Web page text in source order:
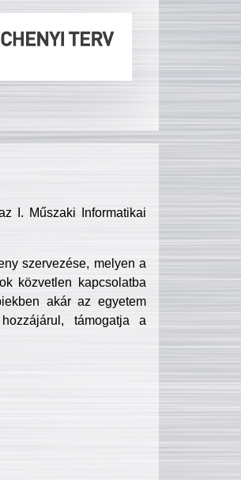
I. Műszaki Informatikai
szervezése, melyen a
közvetlen kapcsolatba
akár az egyetem
támogatja a